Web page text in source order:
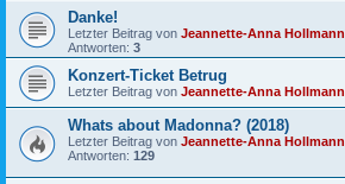
Danke!
Letzter Beitrag von Jeannette-Anna Hollmann
Antworten: 3
Konzert-Ticket Betrug
Letzter Beitrag von Jeannette-Anna Hollmann
Whats about Madonna? (2018)
Letzter Beitrag von Jeannette-Anna Hollmann
Antworten: 129